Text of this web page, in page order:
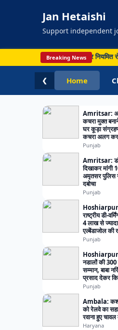
Jan Hetaishi
Support independent
Breaking News
जैसी कच्ची भर्ती खत्म कर नियमित
❮ Home
Amritsar:
कचरा मुक्त
घर कूड़ा
कचरा अलग
Punjab
Amritsar:
दिखाकर मांगी
अमृतसर पुलिस
दबोचा
Punjab
राष्ट्रीय डी-
4 लाख से
एल्बेंडाजोल की
Punjab
Hoshiarpur:
नडालों की
सम्मान, बाबा
प्रसाद देकर
Punjab
Ambala:
को रेलवे का
रवाना हुए
Haryana